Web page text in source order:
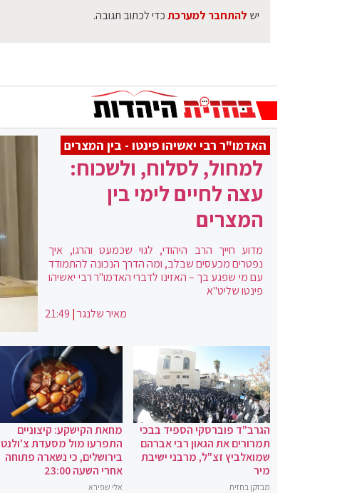
יש להתחבר למערכתכדי לכתוב תגובה.
האדמו"ר רבי יאשיהו פינטו - בין המצרים
למחול, לסלוח, ולשכוח:
עצה לחיים לימי בין
המצרים
מדוע חייך הרב היהודי, לגוי שכמעט והרגו, איך
נפטרים מכעסים שבלב, ומה הדרך הנכונה להתמודד
עם מי שפגע בך – האזינו לדברי האדמו"ר רבי יאשיהו
פינטו שליט"א
מאיר שלנגר|
21:49
הגרב"ד פוברסקי הספיד בבכי
תמרורים את הגאון רבי אברהם
שמואלביץ זצ"ל, מרבני ישיבת
מיר
מבזקן בחזית
מחאת הקישקע: קיצוניים
התפרעו מול מסעדת צ'ולנט
בירושלים, כי נשארה פתוחה
אחרי השעה 23:00
אלי שפירא